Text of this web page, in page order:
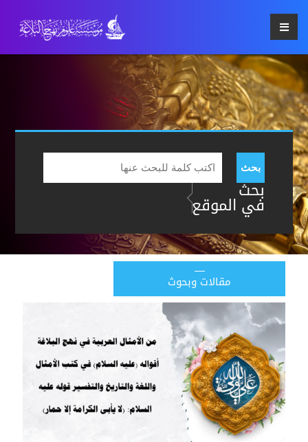
بحث
بحث
في الموقع
مقالات وبحوث